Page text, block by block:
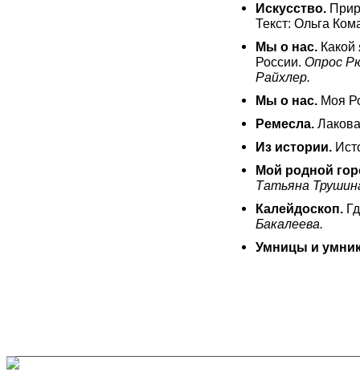
Искусство.
Текст: Ольга
Мы о нас.
России. Опрос
Райхлер.
Мы о нас. Моя
Ремесла.
Из истории.
Мой родной
Татьяна
Калейдоскоп.
Бакалеева.
Умницы и